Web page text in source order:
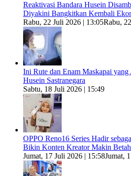
Reaktivasi Bandara Husein
Diyakini Bangkitkan Kembali
Rabu, 22 Juli 2026 | 13:05Rabu,
Ini Rute dan Enam Maskapai
Husein Sastranegara
Sabtu, 18 Juli 2026 | 15:49
OPPO Reno16 Series Hadir
Bikin Konten Kreator Makin Betah
Jumat, 17 Juli 2026 | 15:58Jumat,